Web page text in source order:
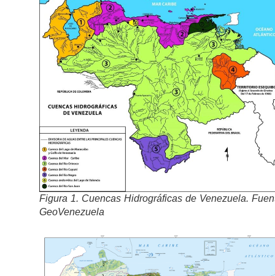
Figura 1. Cuencas Hidrográficas de Venezuela.
GeoVenezuela